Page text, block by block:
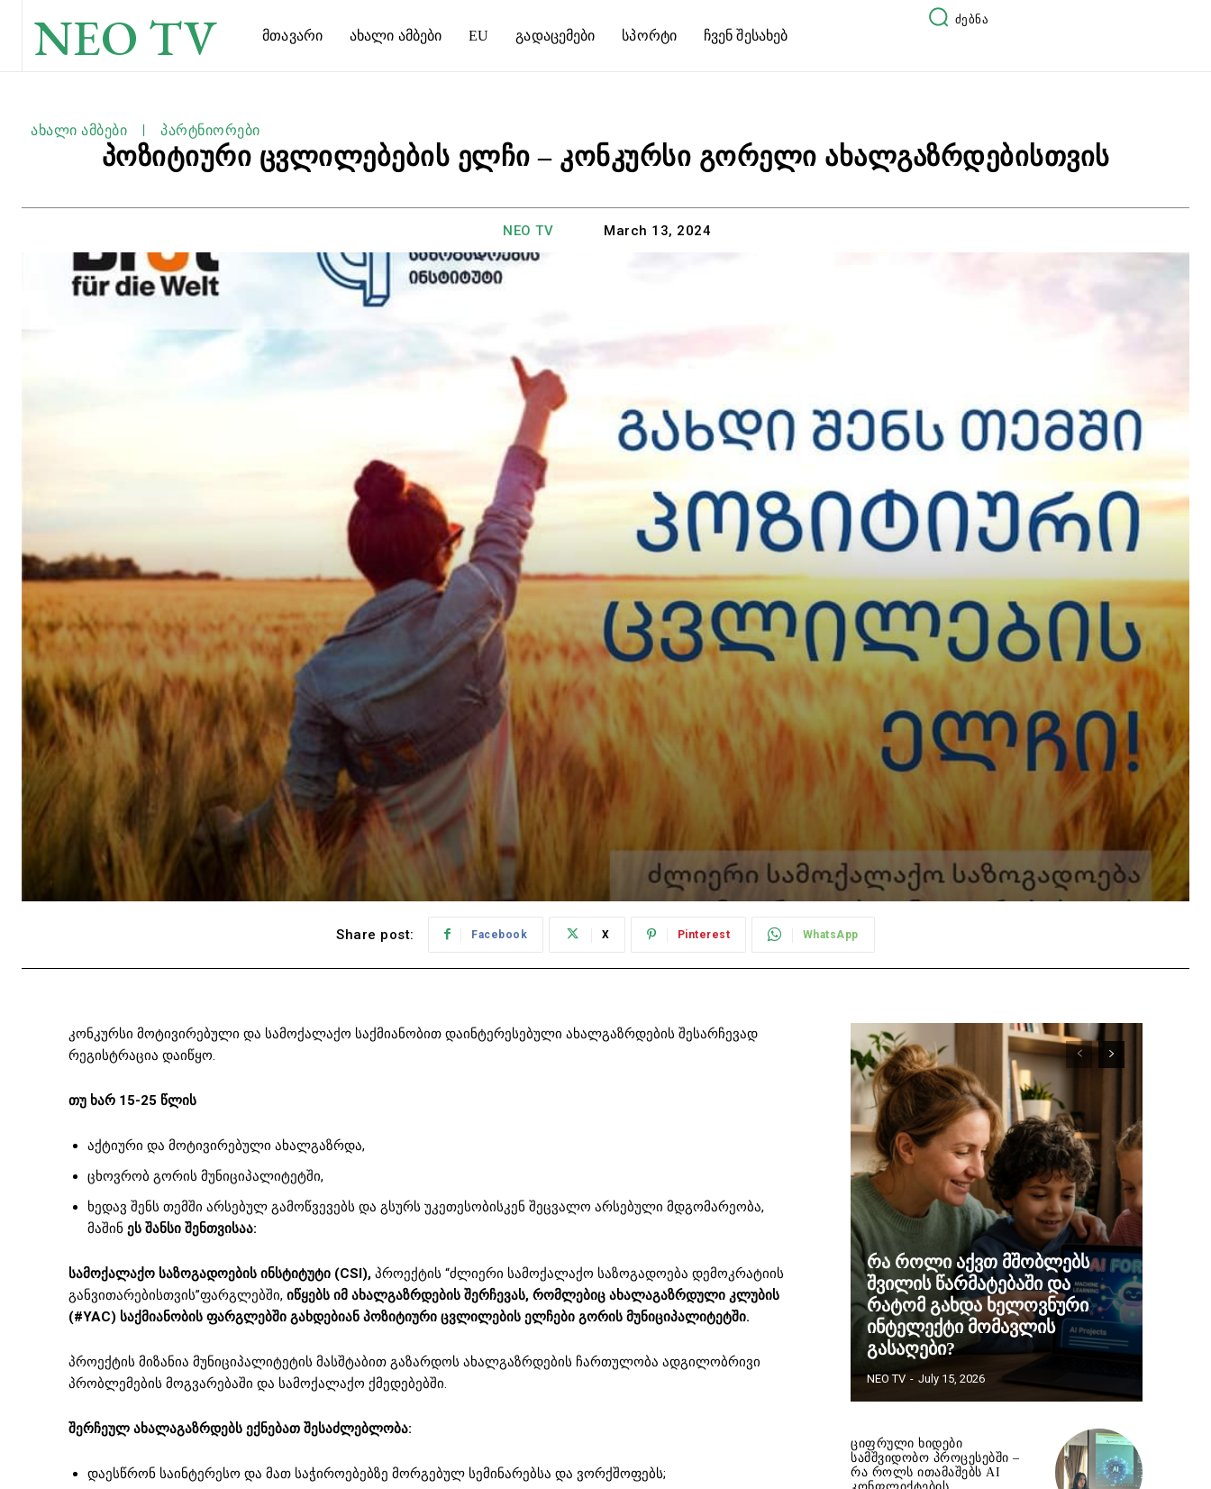
NEO TV ძებნა
Მთავარი Ახალი Ამბები EU Გადაცემები Სპორტი Ჩვენ Შესახებ
ახალი ამბები პარტნიორები
პოზიტიური ცვლილებების ელჩი – კონკურსი გორელი ახალგაზრდებისთვის
NEO TV March 13, 2024
Share post: Facebook X Pinterest WhatsApp
კონკურსი მოტივირებული და სამოქალაქო საქმიანობით დაინტერესებული ახალგაზრდების შესარჩევად
რეგისტრაცია დაიწყო.
თუ ხარ 15-25 წლის
აქტიური და მოტივირებული ახალგაზრდა,
ცხოვრობ გორის მუნიციპალიტეტში,
ხედავ შენს თემში არსებულ გამოწვევებს და გსურს უკეთესობისკენ შეცვალო არსებული მდგომარეობა,
მაშინ ეს შანსი შენთვისაა:
სამოქალაქო საზოგადოების ინსტიტუტი (CSI), პროექტის “ძლიერი სამოქალაქო საზოგადოება დემოკრატიის
განვითარებისთვის”ფარგლებში, იწყებს იმ ახალგაზრდების შერჩევას, რომლებიც ახალაგაზრდული კლუბის
(#YAC) საქმიანობის ფარგლებში გახდებიან პოზიტიური ცვლილების ელჩები გორის მუნიციპალიტეტში.
პროექტის მიზანია მუნიციპალიტეტის მასშტაბით გაზარდოს ახალგაზრდების ჩართულობა ადგილობრივი
პრობლემების მოგვარებაში და სამოქალაქო ქმედებებში.
შერჩეულ ახალაგაზრდებს ექნებათ შესაძლებლობა:
დაესწრონ საინტერესო და მათ საჭიროებებზე მორგებულ სემინარებსა და ვორქშოფებს;
რა როლი აქვთ მშობლებს
შვილის წარმატებაში და
რატომ გახდა ხელოვნური
ინტელექტი მომავლის
გასაღები?
NEO TV - July 15, 2026
ციფრული ხიდები
სამშვიდობო პროცესებში –
რა როლს ითამაშებს AI